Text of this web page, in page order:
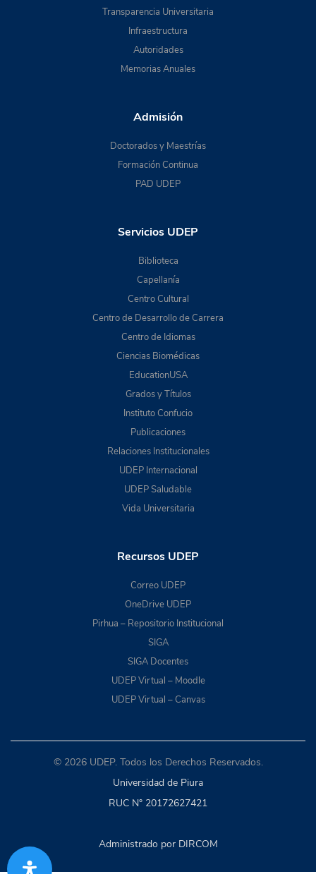
Transparencia Universitaria
Infraestructura
Autoridades
Memorias Anuales
Admisión
Doctorados y Maestrías
Formación Continua
PAD UDEP
Servicios UDEP
Biblioteca
Capellanía
Centro Cultural
Centro de Desarrollo de Carrera
Centro de Idiomas
Ciencias Biomédicas
EducationUSA
Grados y Títulos
Instituto Confucio
Publicaciones
Relaciones Institucionales
UDEP Internacional
UDEP Saludable
Vida Universitaria
Recursos UDEP
Correo UDEP
OneDrive UDEP
Pirhua – Repositorio Institucional
SIGA
SIGA Docentes
UDEP Virtual – Moodle
UDEP Virtual – Canvas
© 2026 UDEP. Todos los Derechos Reservados.
Universidad de Piura
RUC N° 20172627421
Administrado por DIRCOM